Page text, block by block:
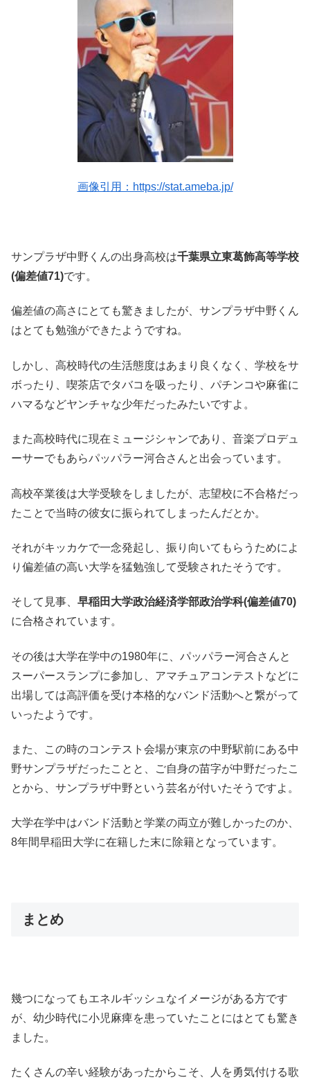
画像引用：https://stat.ameba.jp/
サンプラザ中野くんの出身高校は千葉県立東葛飾高等学校
(偏差値71)です。
偏差値の高さにとても驚きましたが、サンプラザ中野くん
はとても勉強ができたようですね。
しかし、高校時代の生活態度はあまり良くなく、学校をサ
ボったり、喫茶店でタバコを吸ったり、パチンコや麻雀に
ハマるなどヤンチャな少年だったみたいですよ。
また高校時代に現在ミュージシャンであり、音楽プロデュ
ーサーでもあらパッパラー河合さんと出会っています。
高校卒業後は大学受験をしましたが、志望校に不合格だっ
たことで当時の彼女に振られてしまったんだとか。
それがキッカケで一念発起し、振り向いてもらうためによ
り偏差値の高い大学を猛勉強して受験されたそうです。
そして見事、 早稲田大学政治経済学部政治学科(偏差値70)
に合格されています。
その後は大学在学中の1980年に、パッパラー河合さんと
スーパースランプに参加し、アマチュアコンテストなどに
出場しては高評価を受け本格的なバンド活動へと繋がって
いったようです。
また、この時のコンテスト会場が東京の中野駅前にある中
野サンプラザだったことと、ご自身の苗字が中野だったこ
とから、サンプラザ中野という芸名が付いたそうですよ。
大学在学中はバンド活動と学業の両立が難しかったのか、
8年間早稲田大学に在籍した末に除籍となっています。
まとめ
幾つになってもエネルギッシュなイメージがある方です
が、幼少時代に小児麻痺を患っていたことにはとても驚き
ました。
たくさんの辛い経験があったからこそ、人を勇気付ける歌